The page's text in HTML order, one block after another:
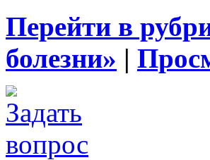
Перейти в
болезни» |